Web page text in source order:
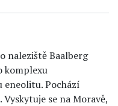
naleziště Baalberg
komplexu
eneolitu. Pochází
se na Moravě,